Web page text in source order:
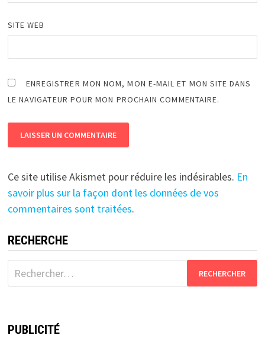
SITE WEB
ENREGISTRER MON NOM, MON E-MAIL ET MON SITE DANS
LE NAVIGATEUR POUR MON PROCHAIN COMMENTAIRE.
Ce site utilise Akismet pour réduire les indésirables. En
savoir plus sur la façon dont les données de vos
commentaires sont traitées.
RECHERCHE
Rechercher :
PUBLICITÉ